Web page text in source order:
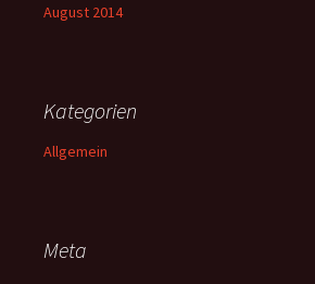
August 2014
Kategorien
Allgemein
Meta